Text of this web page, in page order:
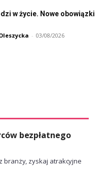
w życie. Nowe obowiązki
- 03/08/2026
bezpłatnego
branży, zyskaj atrakcyjne